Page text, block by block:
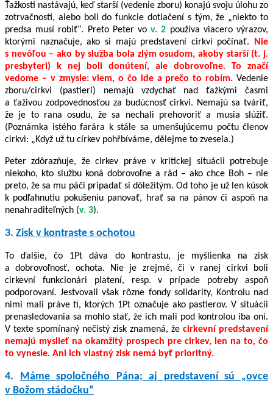
Ťažkosti nastávajú, keď starší (vedenie zboru) konajú svoju úlohu zo
zotrvačnosti, alebo boli do funkcie dotlačení s tým, že „niekto to
predsa musí robiť“. Preto Peter vov. 2 používa viacero výrazov,
ktorými naznačuje, ako si majú predstavení cirkvi počínať.
Nie
s nevôľou – ako by služba bola zlým osudom, akoby starší (t. j.
presbyteri) k nej boli donútení, ale dobrovoľne. To značí
vedome – v zmysle: viem, o čo ide a prečo to robím. Vedenie
zboru/cirkvi (pastieri) nemajú vzdychať nad ťažkými časmi
a ťaživou zodpovednosťou za budúcnosť cirkvi. Nemajú sa tváriť,
že je to rana osudu, že sa nechali prehovoriť a musia slúžiť.
(Poznámka istého farára k stále sa umenšujúcemu počtu členov
cirkvi: „Když už tu církev pohřbíváme, dělejme to zvesela.)
Peter zdôrazňuje, že cirkev práve v kritickej situácii potrebuje
niekoho, kto službu koná dobrovoľne a rád – ako chce Boh – nie
preto, že sa mu páči pripadať si dôležitým. Od toho je už len kúsok
k podľahnutiu pokušeniu panovať, hrať sa na pánov či aspoň na
nenahraditeľných (v. 3).
3. Zisk v kontraste s ochotou
To ďalšie, čo 1Pt dáva do kontrastu, je myšlienka na zisk
a dobrovoľnosť, ochota. Nie je zrejmé, či v ranej cirkvi boli
cirkevní funkcionári platení, resp. v prípade potreby aspoň
podporovaní. Jestvovali však rôzne fondy solidarity, Kontrolu nad
nimi mali práve tí, ktorých 1Pt označuje ako pastierov. V situácii
prenasledovania sa mohlo stať, že ich mali pod kontrolou iba oni.
V texte spomínaný nečistý zisk znamená, že cirkevní predstavení
nemajú myslieť na okamžitý prospech pre cirkev, len na to, čo
to vynesie. Ani ich vlastný zisk nemá byť prioritný.
4. Máme spoločného Pána; aj predstavení sú „ovce
v Božom stádočku“